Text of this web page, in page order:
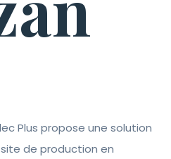
Plus propose une solution
de production en